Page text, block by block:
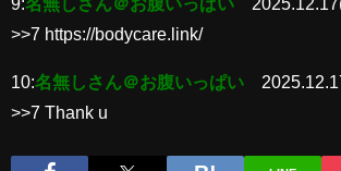
>>7 https://bodycare.link/
10:名無しさん＠お腹いっぱい
>>7 Thank u